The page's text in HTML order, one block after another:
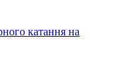
катання на